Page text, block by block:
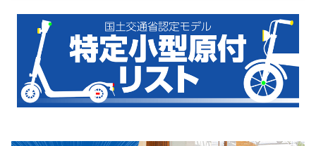
広告掲載について